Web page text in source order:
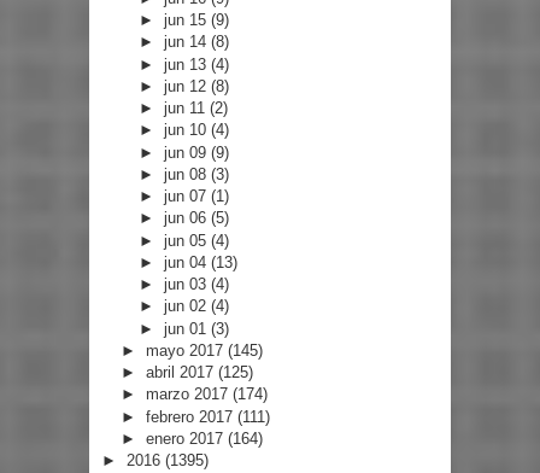
►jun 15(9)
►jun 14(8)
►jun 13(4)
►jun 12(8)
►jun 11(2)
►jun 10(4)
►jun 09(9)
►jun 08(3)
►jun 07(1)
►jun 06(5)
►jun 05(4)
►jun 04(13)
►jun 03(4)
►jun 02(4)
►jun 01(3)
► mayo 2017 (145)
► abril 2017 (125)
► marzo 2017 (174)
► febrero 2017 (111)
► enero 2017 (164)
► 2016 (1395)